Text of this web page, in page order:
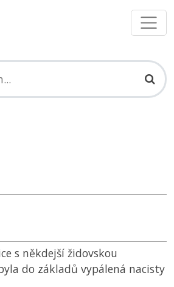
s někdejší židovskou
do základů vypálená nacisty